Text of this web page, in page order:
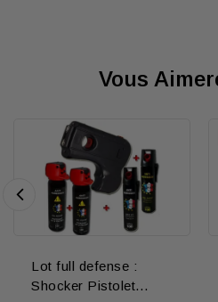
Vous
Lot full defense :
Shocker Pistolet